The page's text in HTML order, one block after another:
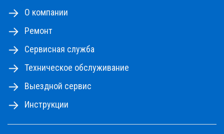
О компании
Ремонт
Сервисная служба
Техническое обслуживание
Выездной сервис
Инструкции